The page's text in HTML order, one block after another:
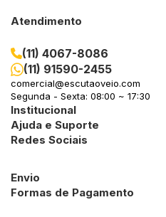
Atendimento
(11) 4067-8086
(11) 91590-2455
comercial@escutaoveio.com
Segunda - Sexta: 08:00 ~ 17:30
Institucional
Ajuda e Suporte
Redes Sociais
Envio
Formas de Pagamento